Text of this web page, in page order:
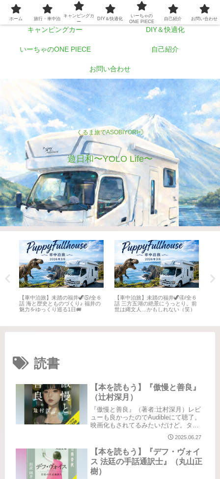
くるま旅でASOBIYORI💨
遊日和〜YOLO Life〜
ホーム 旅行・車中泊
キャンピングカー DIY＆快適化
いーちゃのONE PIECE 自己紹介
お問い合わせ
【車中泊旅】未踏の福井🦖⑤/全６
話 海と歴史とものづくり♪ 福井の
魅力をゆっくり巡る1日🚐
【車中泊旅】未踏の福井🦖④/全６
話 三方五湖の絶景にうっとり。前
世は縄文人…かもしれない（笑）
読書
【本を読もう】『傲慢と善良』
（辻村深月）
『傲慢と善良』（著者:辻村深月）レビ
ューも良かったのでAudibleにて聴了。
映画化もされてるみたいだけど。タイ
トルからはどんな内容なのか想像でき
ないまま読み始めたけれど、読んでい
くうちにそういうことねと。婚活や結
婚、理想、現実。駆け引き。...
2025.06.27
【本を読もう】『デフ・ヴォイ
ス 法廷の手話通訳士』（丸山正
樹）
ホーム 旅行・車中泊
キャンピングカ
ー
DIY＆快適化
いーちゃの
ONE PIECE
自己紹介 お問い合わせ